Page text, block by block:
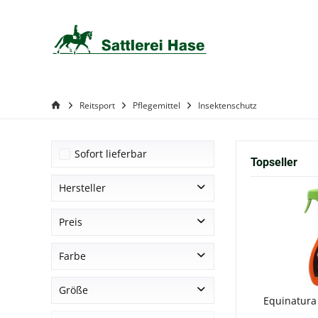
Reitsport Pflegemittel Insektenschutz
Sofort lieferbar
Hersteller
Bense & Eicke
BenseEicke
Hotte Maxe
Preis
Farbe
Horse + Rider
Größe
Topseller